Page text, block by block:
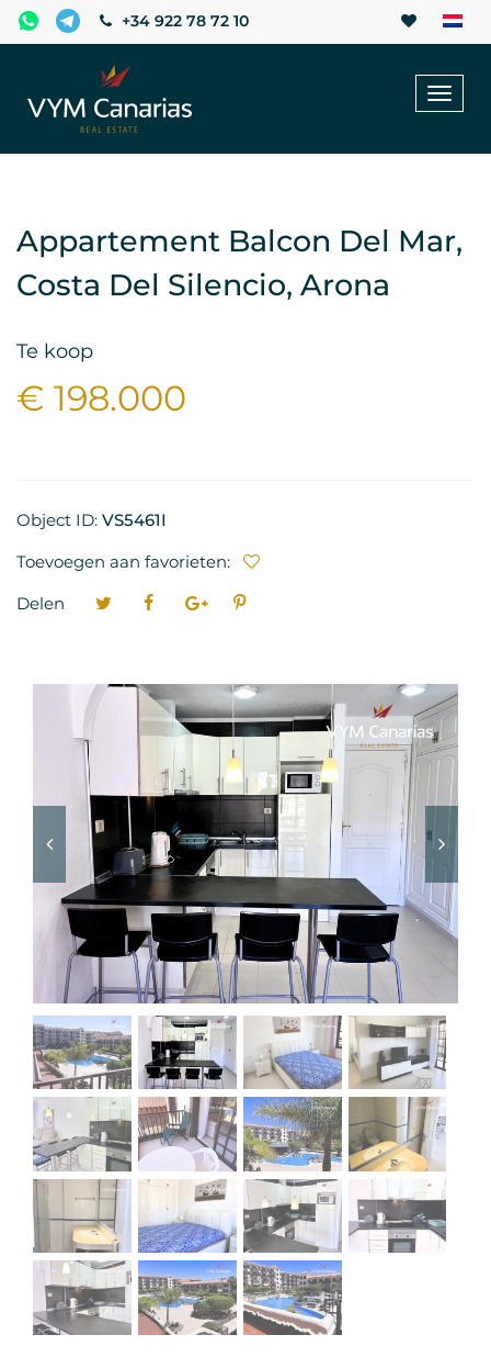
+34 922 78 72 10
Appartement Balcon Del Mar,
Costa Del Silencio, Arona
Te koop
€ 198.000
Object ID: VS5461I
Toevoegen aan favorieten:
Delen